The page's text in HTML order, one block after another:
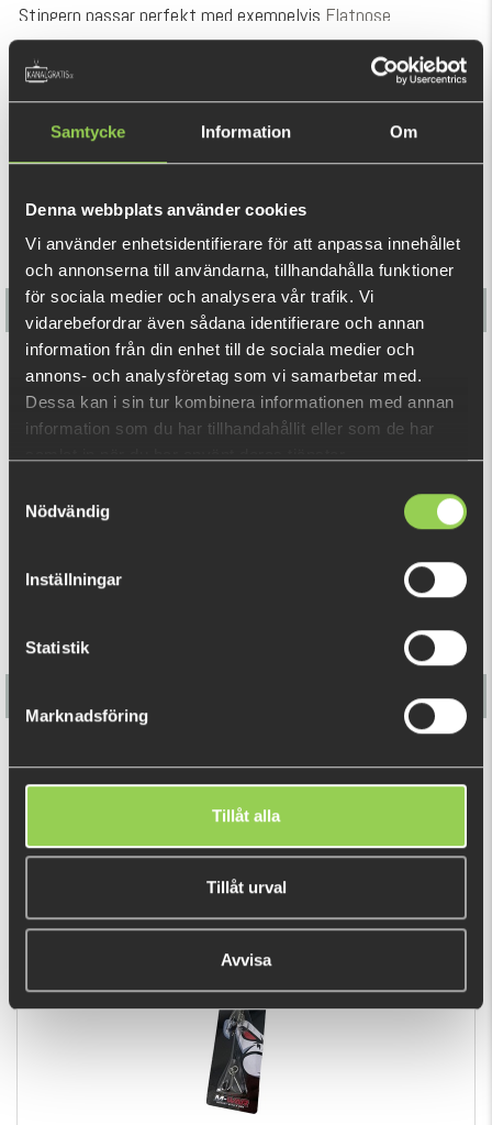
Samtycke Information Om
Denna webbplats använder cookies
Vi använder enhetsidentifierare för att anpassa innehållet
och annonserna till användarna, tillhandahålla funktioner
för sociala medier och analysera vår trafik. Vi
vidarebefordrar även sådana identifierare och annan
information från din enhet till de sociala medier och
annons- och analysföretag som vi samarbetar med.
Dessa kan i sin tur kombinera informationen med annan
information som du har tillhandahållit eller som de har
Nödvändig
Inställningar
Statistik
Marknadsföring
Tillåt alla
Tillåt urval
Avvisa
Stingern passar perfekt med exempelvis Flatnose
Shad,Flatnose Dragon,Pig Shad Jr,Abu Beast
Paddle/Curl/Twintail 17cm,
Eastfield Downsizer 17cmoch
andra jiggar i samma storlekar.
Kommer i 1-pack.
REKOMMENDERADE PRODUKTER
Födelsedags Paket 1 med Personligt kort
295 kr (574 kr)
Flatnose Shad 19cm med Stinger
199 kr (218 kr)
DU TITTADE NYLIGEN PÅ